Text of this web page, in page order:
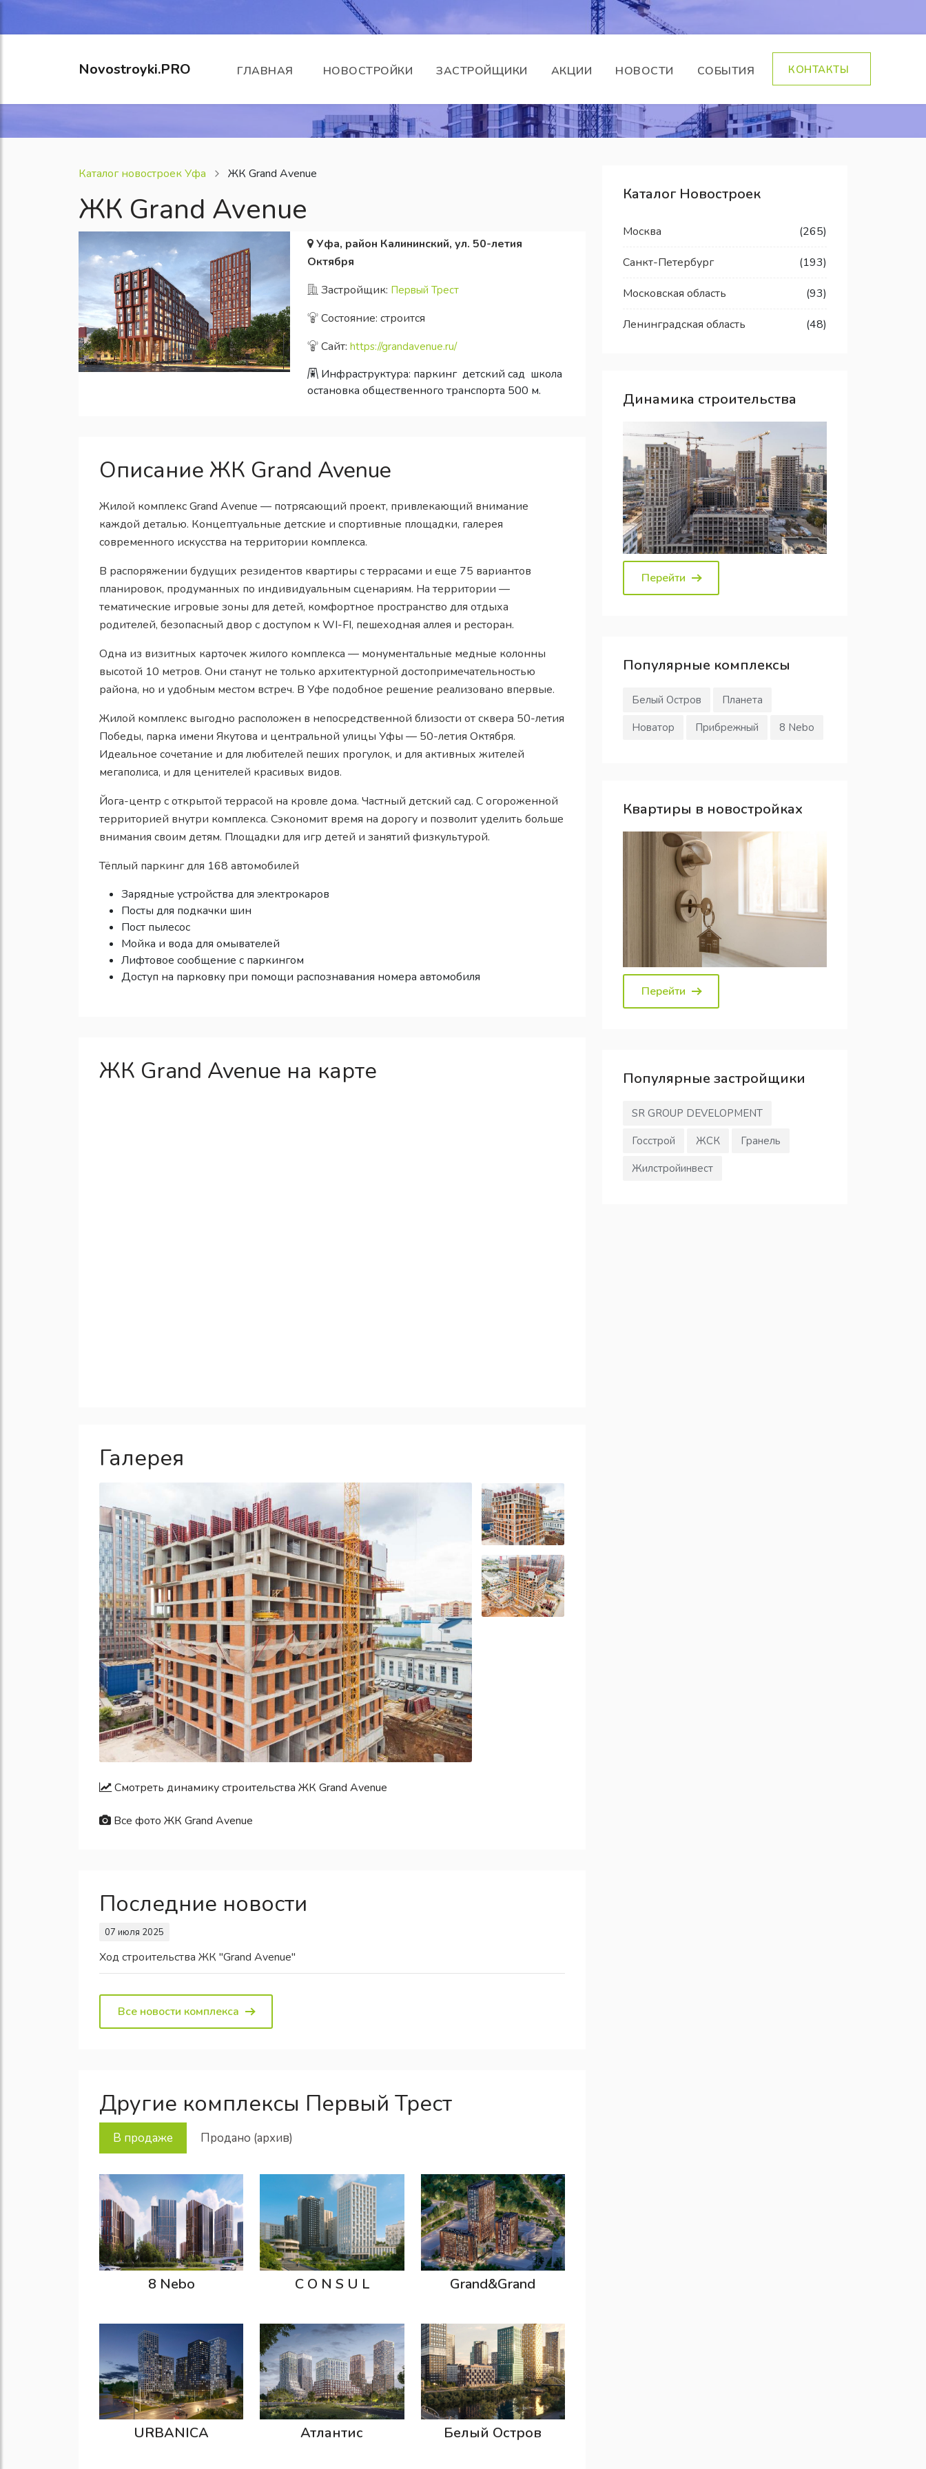
Novostroyki.PRO ГЛАВНАЯ НОВОСТРОЙКИ ЗАСТРОЙЩИКИ АКЦИИ НОВОСТИ СОБЫТИЯ КОНТАКТЫ
Каталог новостроек Уфа ЖК Grand Avenue
ЖК Grand Avenue
Уфа, район Калининский, ул. 50-летия
Октября
Застройщик: Первый Трест
Состояние: строится
Сайт: https://grandavenue.ru/
Инфраструктура: паркинг детский сад школа
остановка общественного транспорта 500 м.
Описание ЖК Grand Avenue
Жилой комплекс Grand Avenue — потрясающий проект, привлекающий внимание
каждой деталью. Концептуальные детские и спортивные площадки, галерея
современного искусства на территории комплекса.
В распоряжении будущих резидентов квартиры с террасами и еще 75 вариантов
планировок, продуманных по индивидуальным сценариям. На территории —
тематические игровые зоны для детей, комфортное пространство для отдыха
родителей, безопасный двор с доступом к WI-FI, пешеходная аллея и ресторан.
Одна из визитных карточек жилого комплекса — монументальные медные колонны
высотой 10 метров. Они станут не только архитектурной достопримечательностью
района, но и удобным местом встреч. В Уфе подобное решение реализовано впервые.
Жилой комплекс выгодно расположен в непосредственной близости от сквера 50-летия
Победы, парка имени Якутова и центральной улицы Уфы — 50-летия Октября.
Идеальное сочетание и для любителей пеших прогулок, и для активных жителей
мегаполиса, и для ценителей красивых видов.
Йога-центр с открытой террасой на кровле дома. Частный детский сад. С огороженной
территорией внутри комплекса. Сэкономит время на дорогу и позволит уделить больше
внимания своим детям. Площадки для игр детей и занятий физкультурой.
Тёплый паркинг для 168 автомобилей
Зарядные устройства для электрокаров
Посты для подкачки шин
Пост пылесос
Мойка и вода для омывателей
Лифтовое сообщение с паркингом
Доступ на парковку при помощи распознавания номера автомобиля
ЖК Grand Avenue на карте
Галерея
Смотреть динамику строительства ЖК Grand Avenue
Все фото ЖК Grand Avenue
Последние новости
07 июля 2025
Ход строительства ЖК "Grand Avenue"
Все новости комплекса
Другие комплексы Первый Трест
В продаже Продано (архив)
8 Nebo C O N S U L Grand&Grand
URBANICA Атлантис Белый Остров
Каталог Новостроек
Москва (265)
Санкт-Петербург (193)
Московская область (93)
Ленинградская область (48)
Динамика строительства
Перейти
Популярные комплексы
Белый Остров
Планета
Новатор
Прибрежный 8 Nebo
Квартиры в новостройках
Перейти
Популярные застройщики
SR GROUP DEVELOPMENT
Госстрой
ЖСК
Гранель
Жилстройинвест